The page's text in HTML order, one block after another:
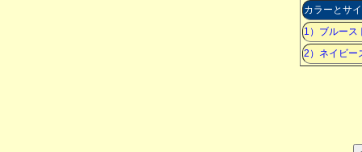
カラーとサ
1）ブルース
2）ネイビー